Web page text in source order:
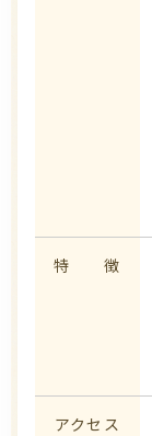
特 徴
アクセス